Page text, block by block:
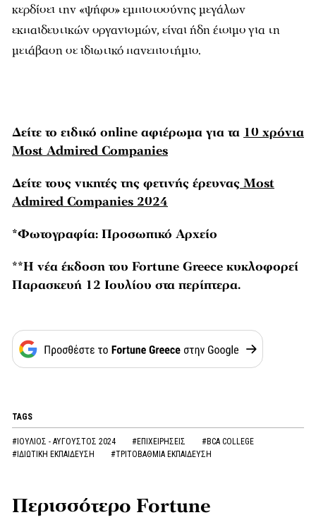
κερδίσει την «ψήφο» εµπιστοσύνης µεγάλων
εκπαιδευτικών οργανισµών, είναι ήδη έτοιµο για τη
µετάβαση σε ιδιωτικό πανεπιστήµιο.
Δείτε το ειδικό online αφιέρωμα για τα 10 χρόνια
Most Admired Companies
Δείτε τους νικητές της φετινής έρευνας Most
Admired Companies 2024
*Φωτογραφία: Προσωπικό Αρχείο
**H νέα έκδοση του Fortune Greece κυκλοφορεί
Παρασκευή 12 Ιουλίου στα περίπτερα.
TAGS
#ΙΟΥΛΙΟΣ - ΑΥΓΟΥΣΤΟΣ 2024 #ΕΠΙΧΕΙΡΗΣΕΙΣ
#BCA COLLEGE
#ΙΔΙΩΤΙΚΗ ΕΚΠΑΙΔΕΥΣΗ
#ΤΡΙΤΟΒΑΘΜΙΑ ΕΚΠΑΙΔΕΥΣΗ
Περισσότερο Fortune